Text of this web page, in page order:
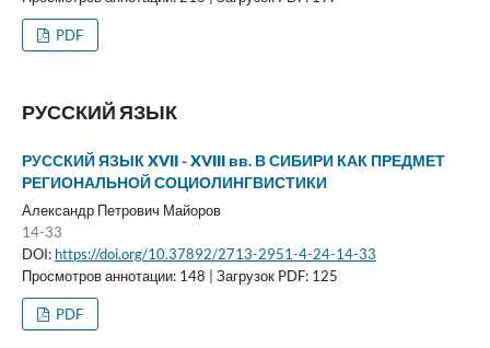
PDF
РУССКИЙ ЯЗЫК
РУССКИЙ ЯЗЫК XVII - XVIII вв. В СИБИРИ КАК ПРЕДМЕТ
РЕГИОНАЛЬНОЙ СОЦИОЛИНГВИСТИКИ
Александр Петрович Майоров
14-33
DOI: https://doi.org/10.37892/2713-2951-4-24-14-33
Просмотров аннотации: 148 | Загрузок PDF: 125
PDF